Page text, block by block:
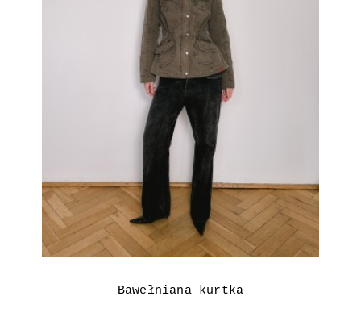
Bawełniana kurtka